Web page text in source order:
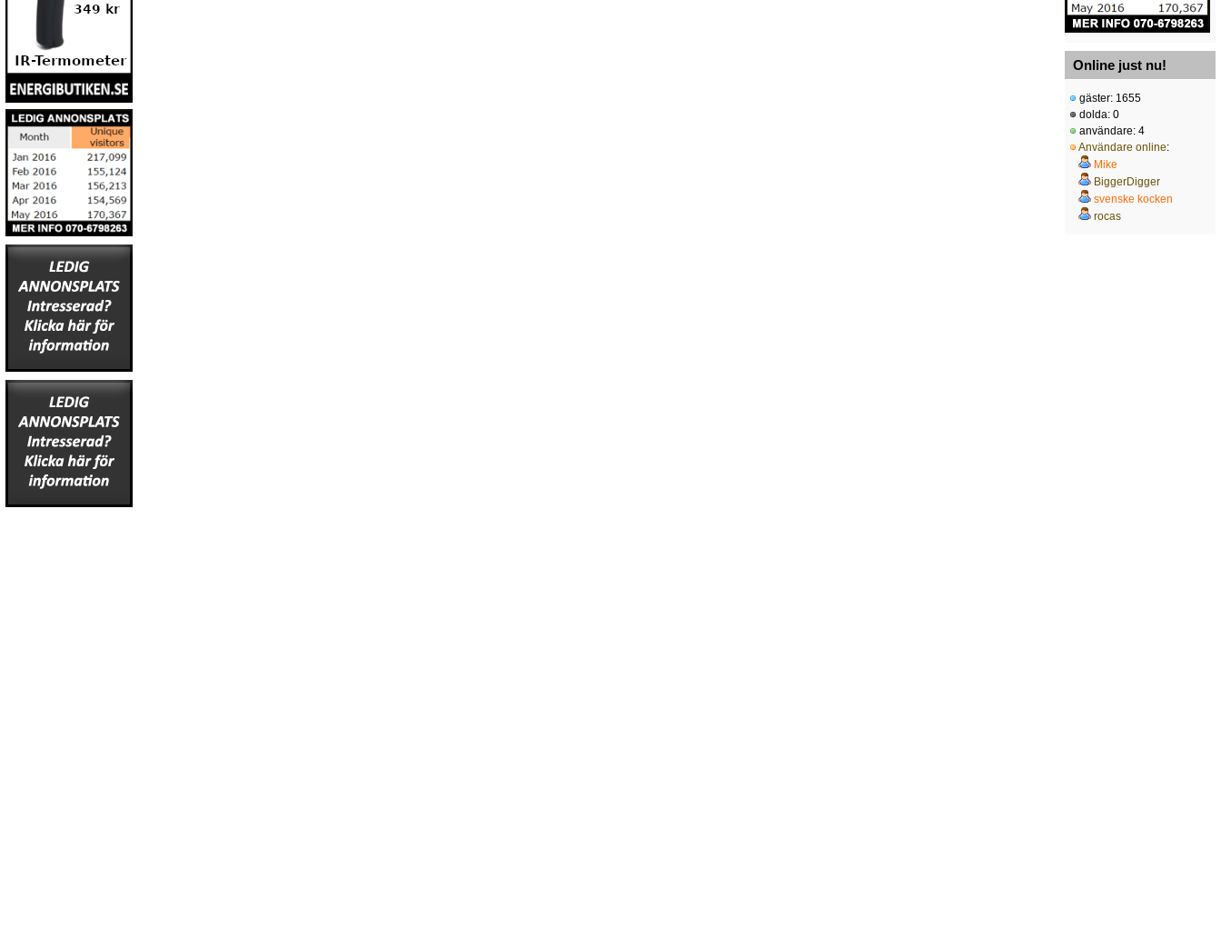
Online just nu!
gäster: 1655
dolda: 0
användare: 4
Användare online:
Mike
BiggerDigger
svenske kocken
rocas